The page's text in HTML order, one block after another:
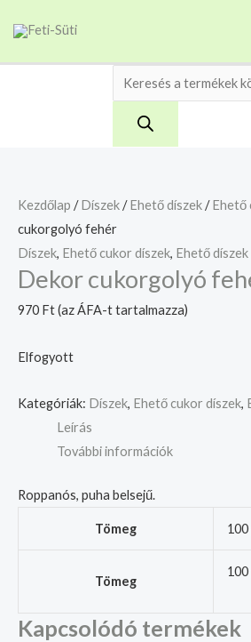
Kezdőlap /Díszek/Ehető díszek/Ehető
cukorgolyó fehér
Díszek, Ehető cukor díszek, Ehető díszek
Dekor cukorgolyó
970 Ft(az ÁFA-t tartalmazza)
Elfogyott
Kategóriák: Díszek, Ehető cukor díszek,
Leírás
További információk
Roppanós, puha belsejű.
Tömeg 100
Tömeg
100
Kapcsolódó termékek
A mélyhűtött termékeket
csakis saját felelősségre
tekintettel a feloldási időre.